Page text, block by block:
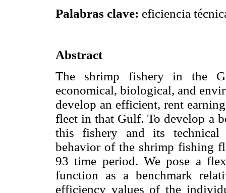
Palabras clave: eficiencia
Abstract
The shrimp fishery in the
economical, biological, and
develop an efficient, rent
fleet in that Gulf. To develop a
this fishery and its technical
behavior of the shrimp fishing
93 time period. We pose a
function as a benchmark
efficiency values of the